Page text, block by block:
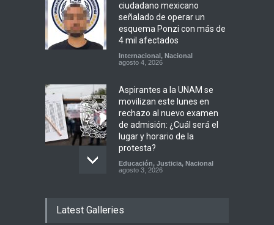
ciudadano mexicano
señalado de operar un
esquema Ponzi con más de
4 mil afectados
Internacional , Nacional
agosto 4, 2026
Aspirantes a la UNAM se
movilizan este lunes en
rechazo al nuevo examen
de admisión: ¿Cuál será el
lugar y horario de la
protesta?
Educación, Justicia, Nacional
agosto 3, 2026
histórico con 11 preseas y
Latest Galleries